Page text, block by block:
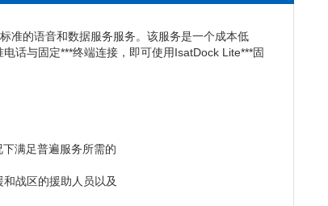
准的语音和数据服务服务。该服务是一个成本低
话与固定***终端连接，即可使用IsatDock Lite***固
满足普遍服务所需的
战区的援助人员以及